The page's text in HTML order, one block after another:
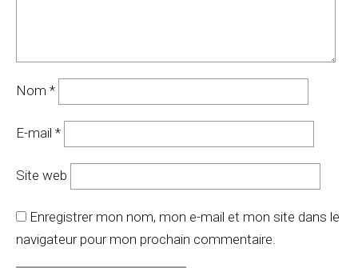
Nom *
E-mail *
Site web
Enregistrer mon nom, mon e-mail et mon site dans le
navigateur pour mon prochain commentaire.